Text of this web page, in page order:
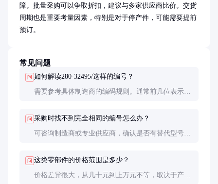
障。批量采购可以争取折扣，建议与多家供应商比价。交货
周期也是重要考量因素，特别是对于停产件，可能需要提前
预订。
常见问题
问 如何解读280-32495/这样的编号？
需要参考具体制造商的编码规则。通常前几位表示产
问 采购时找不到完全相同的编号怎么办？
可咨询制造商或专业供应商，确认是否有替代型号。
问 这类零部件的价格范围是多少？
价格差异很大，从几十元到上万元不等，取决于产品